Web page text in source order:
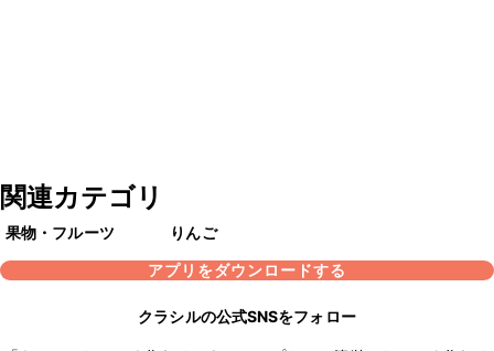
関連カテゴリ
果物・フルーツ
りんご
アプリをダウンロードする
クラシルの公式SNSをフォロー